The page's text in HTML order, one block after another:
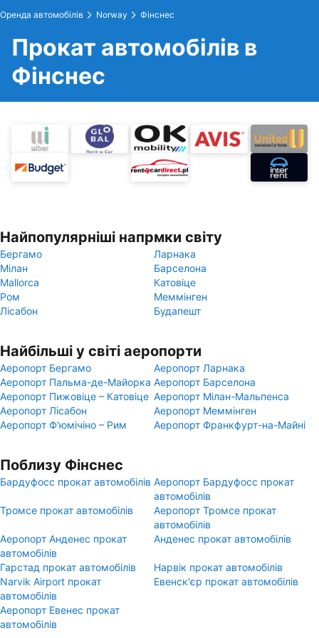
Оренда автомобілів Norway Фінснес
Прокат автомобілів в
Фінснес
Найпопулярніші напрмки світу
Бергамо
Ларнака
Мілан
Барселона
Mallorca
Катовіце
Ром
Меммінген
Лісабон
Будапешт
Найбільші у світі аеропорти
Аеропорт Бергамо
Аеропорт Ларнака
Аеропорт Пальма-де-Майорка Аеропорт Барселона
Аеропорт Пижовіце – Катовіце Аеропорт Мілан-Мальпенса
Аеропорт Лісабон
Аеропорт Меммінген
Аеропорт Ф'юмічіно – Рим
Аеропорт Франкфурт-на-Майні
Поблизу Фінснес
Бардуфосс прокат автомобілів Аеропорт Бардуфосс прокат
автомобілів
Тромсе прокат автомобілів
Аеропорт Тромсе прокат
автомобілів
Аеропорт Анденес прокат
автомобілів
Анденес прокат автомобілів
Гарстад прокат автомобілів
Нарвік прокат автомобілів
Narvik Airport прокат
автомобілів
Евенск'єр прокат автомобілів
Аеропорт Евенес прокат
автомобілів